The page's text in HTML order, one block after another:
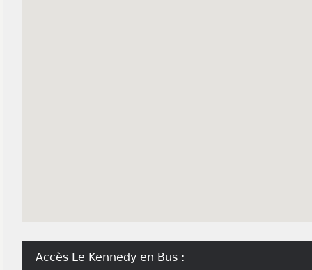
Accès Le Kennedy en Bus :